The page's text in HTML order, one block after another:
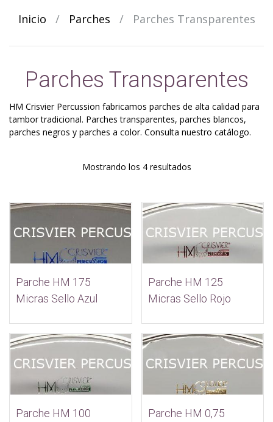
Inicio / Parches / Parches Transparentes
Parches Transparentes
HM Crisvier Percussion fabricamos parches de alta calidad para
tambor tradicional. Parches transparentes, parches blancos,
parches negros y parches a color. Consulta nuestro catálogo.
Mostrando los 4 resultadosOrdenado
los
últimos
Parche HM 175
Micras Sello Azul
Parche HM 125
Micras Sello Rojo
Parche HM 100
Parche HM 0,75